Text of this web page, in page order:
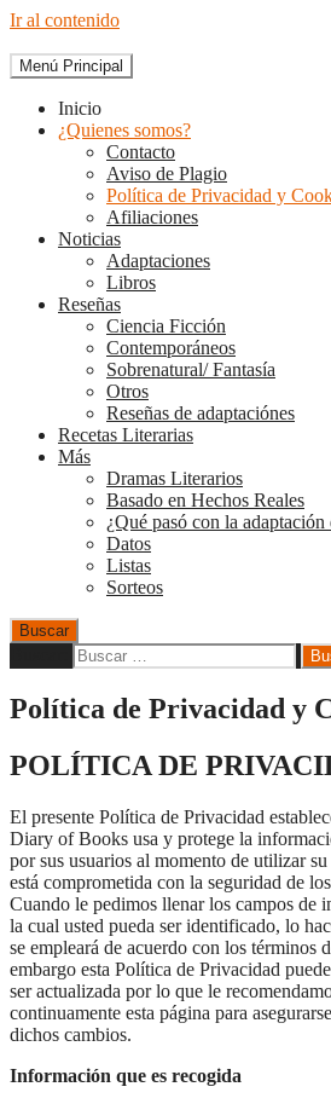
Ir al contenido
The Diary of Books
Menú Principal
Inicio
¿Quienes somos?
Contacto
Aviso de Plagio
Política de Privacidad y
Afiliaciones
Noticias
Adaptaciones
Libros
Reseñas
Ciencia Ficción
Contemporáneos
Sobrenatural/ Fantasía
Otros
Reseñas de adaptaciónes
Recetas Literarias
Más
Dramas Literarios
Basado en Hechos Reales
¿Qué pasó con la
Datos
Listas
Sorteos
Buscar
Política de Privacidad y
POLÍTICA DE
El presente Política de Privacidad
Diary of Books usa y protege la
por sus usuarios al momento de utilizar
está comprometida con la seguridad de
Cuando le pedimos llenar los campos de
la cual usted pueda ser identificado, lo
se empleará de acuerdo con los términos
embargo esta Política de Privacidad
ser actualizada por lo que le
continuamente esta página para
dichos cambios.
Información que es recogida